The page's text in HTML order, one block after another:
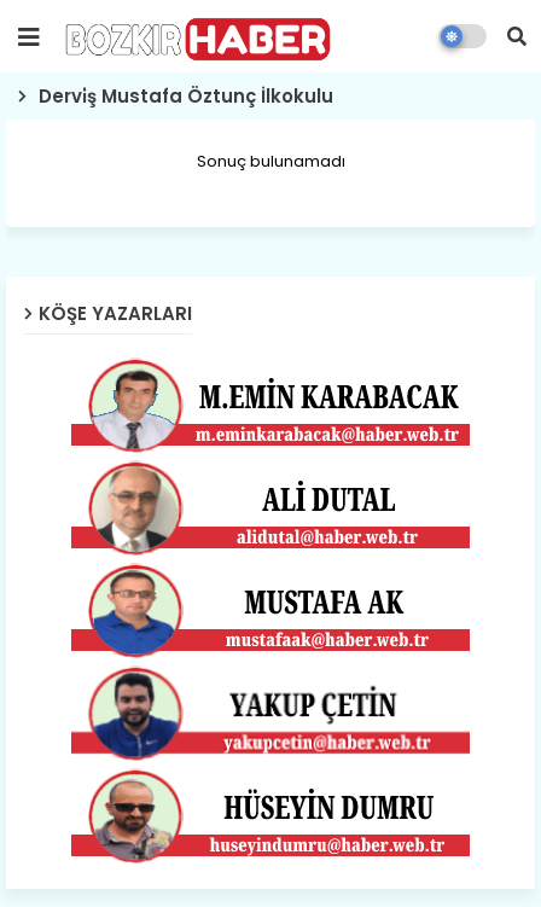
Dervi̇ş Mustafa Öztunç İlkokulu
Sonuç bulunamadı
KÖŞE YAZARLARI